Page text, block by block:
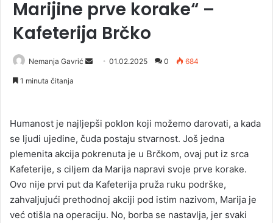
Marijine prve korake“ –
Kafeterija Brčko
Nemanja Gavrić
a
n
e
01.02.2025 0 684
1 minuta čitanja
Humanost je najljepši poklon koji možemo darovati, a kada
se ljudi ujedine, čuda postaju stvarnost. Još jedna
plemenita akcija pokrenuta je u Brčkom, ovaj put iz srca
Kafeterije, s ciljem da Marija napravi svoje prve korake.
Ovo nije prvi put da Kafeterija pruža ruku podrške,
zahvaljujući prethodnoj akciji pod istim nazivom, Marija je
već otišla na operaciju. No, borba se nastavlja, jer svaki